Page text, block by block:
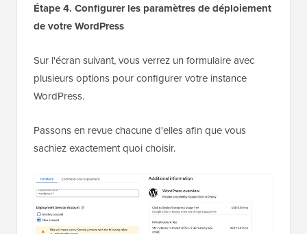
Étape 4. Configurer les paramètres de déploiement
de votre WordPress
Sur l'écran suivant, vous verrez un formulaire avec
plusieurs options pour configurer votre instance
WordPress.
Passons en revue chacune d'elles afin que vous
sachiez exactement quoi choisir.